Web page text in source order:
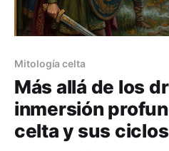
Mitología celta
Más allá de los
inmersión
celta y sus